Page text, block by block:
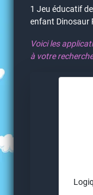
1 Jeu éducatif
enfant Dinosaur
Voici les
à votre